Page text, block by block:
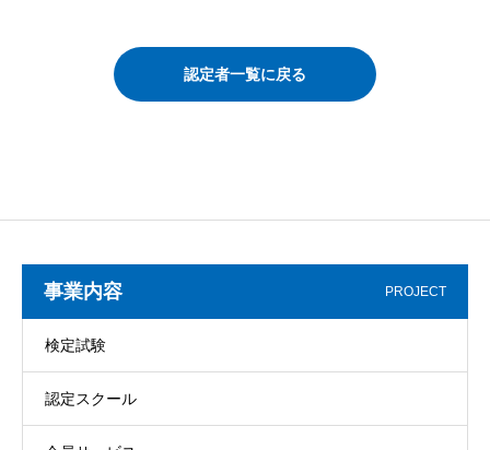
認定者一覧に戻る
事業内容 PROJECT
検定試験
認定スクール